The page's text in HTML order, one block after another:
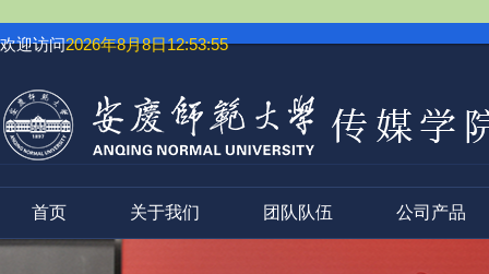
欢迎访问2026年8月8日12:53:55
首页 关于我们 团队队伍 公司产品